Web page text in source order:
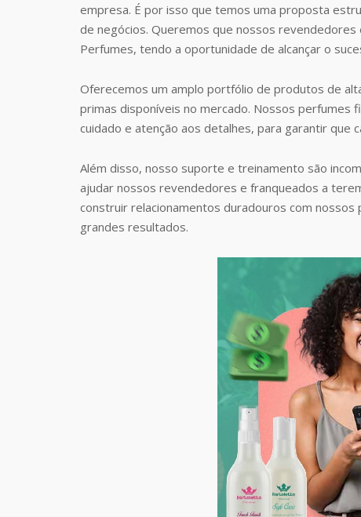
empresa. É por isso que temos uma proposta
de negócios. Queremos que nossos
Perfumes, tendo a oportunidade de alcançar o
Oferecemos um amplo portfólio de produtos de
primas disponíveis no mercado. Nossos perfumes
cuidado e atenção aos detalhes, para garantir que
Além disso, nosso suporte e treinamento são
ajudar nossos revendedores e franqueados a
construir relacionamentos duradouros com
grandes resultados.